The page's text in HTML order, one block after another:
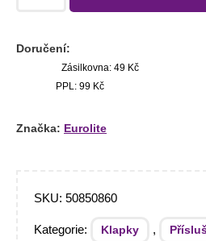
Doručení:
Zásilkovna: 49 Kč
PPL: 99 Kč
Značka: Eurolite
SKU: 50850860
Kategorie: Klapky ,